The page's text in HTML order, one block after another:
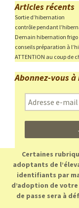
Articles récents
Sortie d’hibernation
contrôle pendant
Demain hibernation frigo
conseils préparation à
ATTENTION au coup de
Abonnez-vous
Adresse
e-
mail
Certaines
adoptants de
identifiants par
d’adoption de
de passe sera à